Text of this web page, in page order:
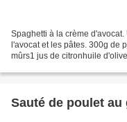
Spaghetti à la crème
l'avocat et les pâtes. 300g de
mûrs1 jus de citronhuile
Sauté de poulet